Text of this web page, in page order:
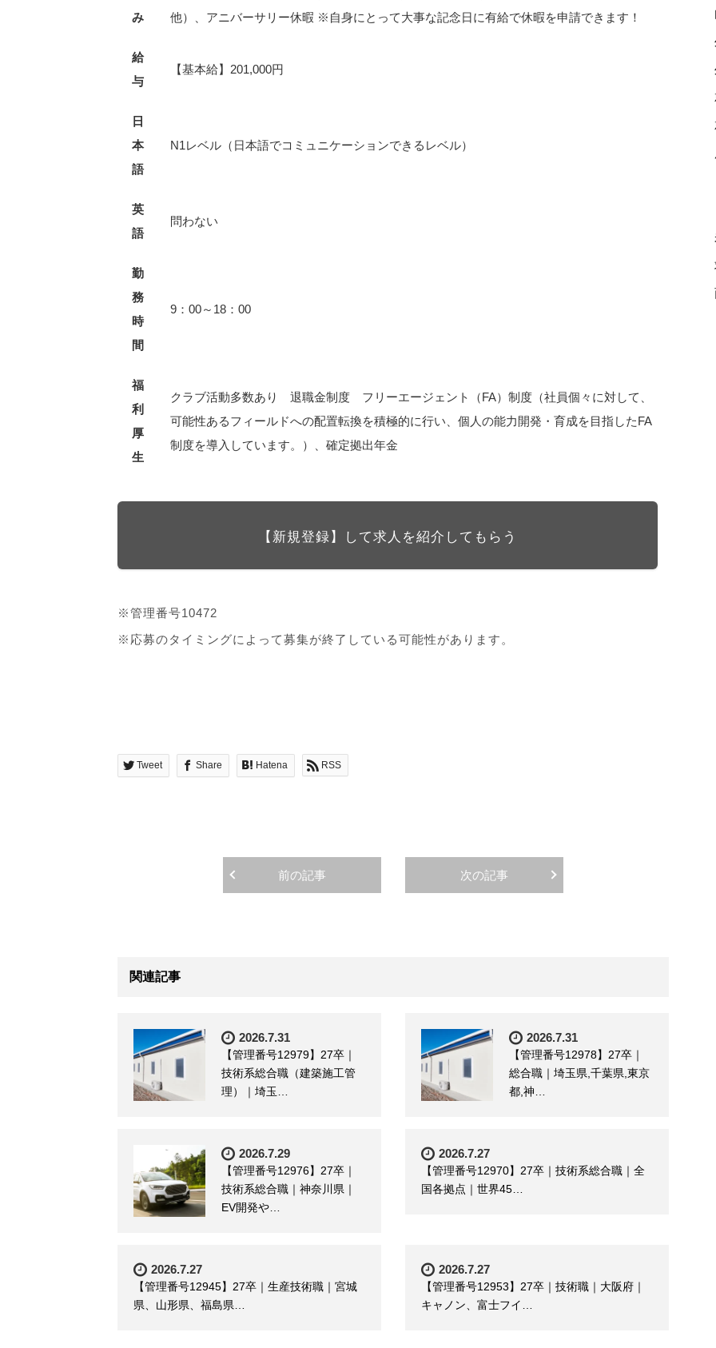
み
他）、アニバーサリー休暇 ※自身にとって大事な記念日に有給で休暇を申請できます！
給
与
【基本給】201,000円
日
本
語
N1レベル（日本語でコミュニケーションできるレベル）
英
語
問わない
勤
務
時
間
9：00～18：00
福
利
厚
生
クラブ活動多数あり 退職金制度 フリーエージェント（FA）制度（社員個々に対して、
可能性あるフィールドへの配置転換を積極的に行い、個人の能力開発・育成を目指したFA
制度を導入しています。）、確定拠出年金
【新規登録】して求人を紹介してもらう
※管理番号10472
※応募のタイミングによって募集が終了している可能性があります。
Tweet Share Hatena RSS
前の記事 次の記事
関連記事
2026.7.31
【管理番号12979】27卒｜
技術系総合職（建築施工管
理）｜埼玉…
2026.7.31
【管理番号12978】27卒｜
総合職｜埼玉県,千葉県,東京
都,神…
2026.7.29
【管理番号12976】27卒｜
技術系総合職｜神奈川県｜
EV開発や…
2026.7.27
【管理番号12970】27卒｜技術系総合職｜全
国各拠点｜世界45…
2026.7.27
【管理番号12945】27卒｜生産技術職｜宮城
県、山形県、福島県…
2026.7.27
【管理番号12953】27卒｜技術職｜大阪府｜
キャノン、富士フイ…